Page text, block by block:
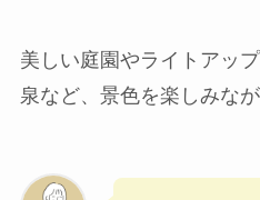
美しい庭園やライトアッ
泉など、景色を楽しみな